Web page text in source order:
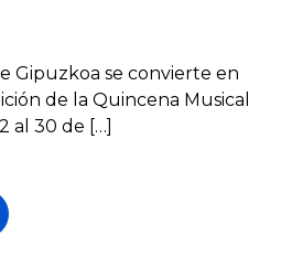
Gipuzkoa se convierte en
de la Quincena Musical
al 30 de […]